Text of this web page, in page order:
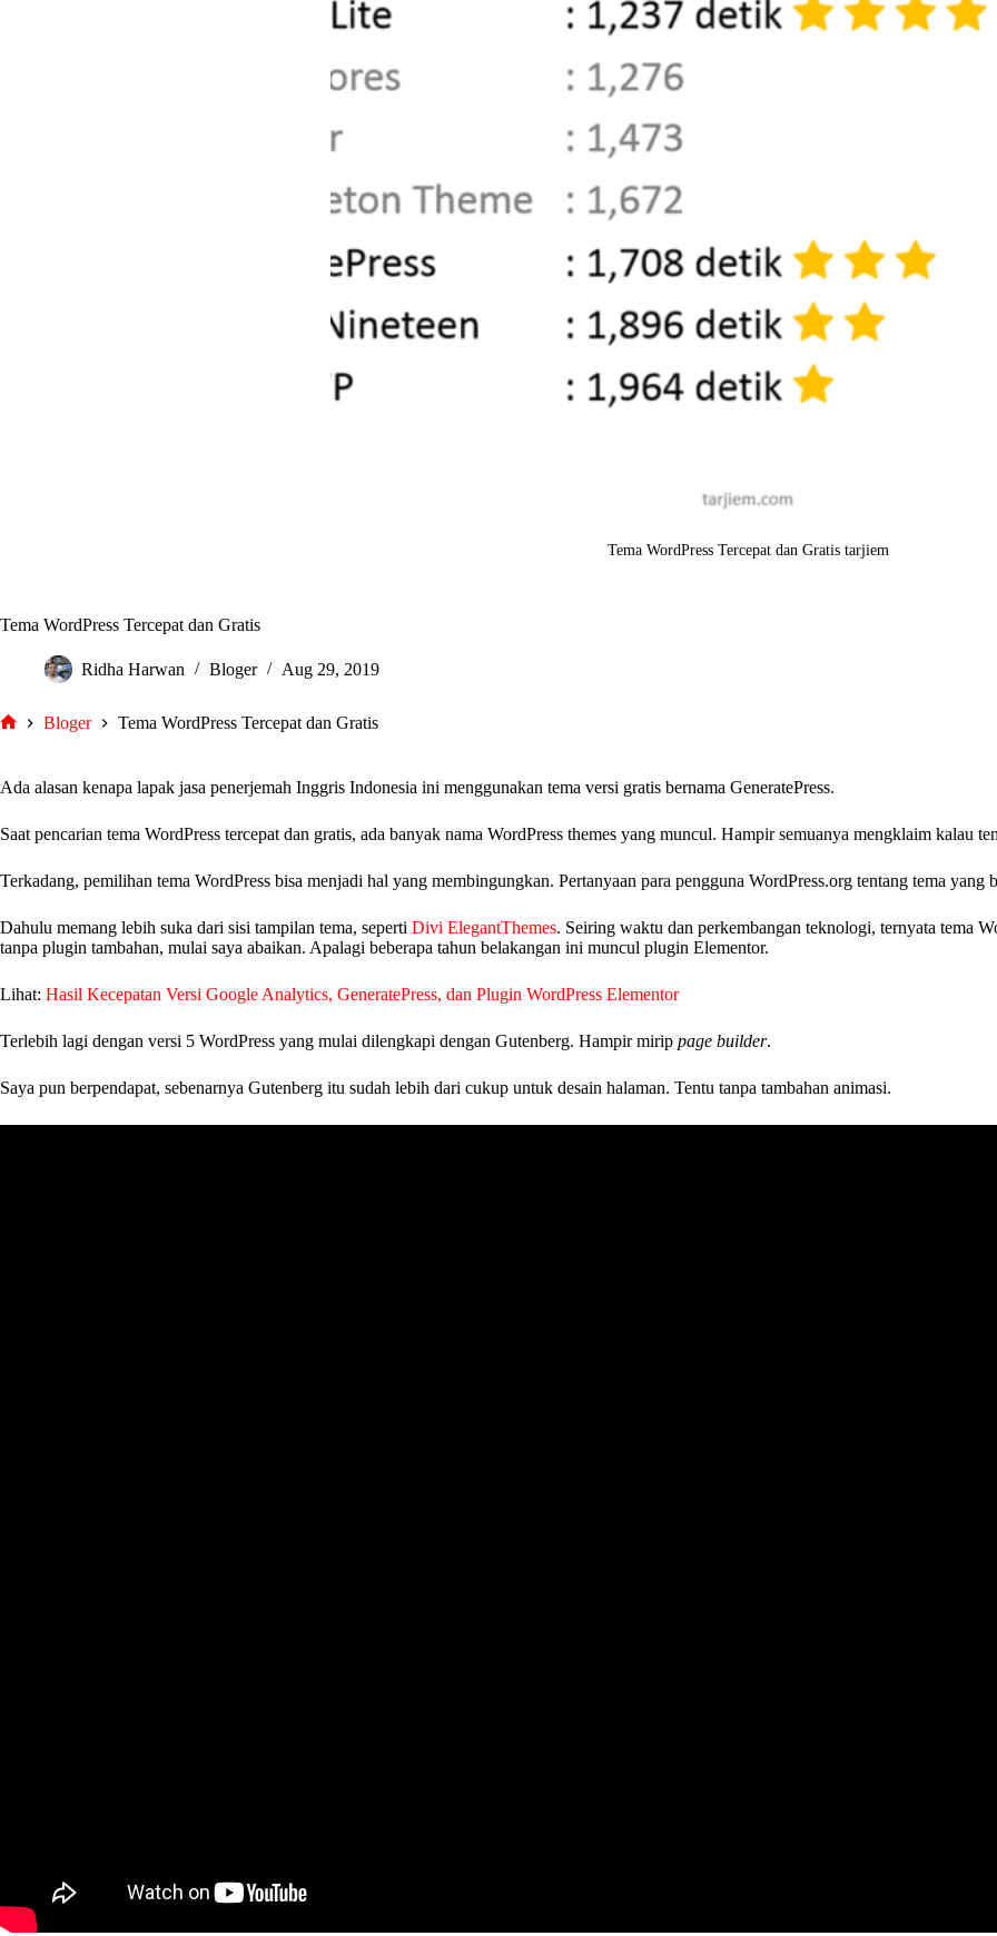
Tema WordPress Tercepat dan Gratis tarjiem
Tema WordPress Tercepat dan Gratis
Ridha Harwan Bloger Aug 29, 2019
Bloger Tema WordPress Tercepat dan Gratis
Ada alasan kenapa lapak jasa penerjemah Inggris Indonesia ini menggunakan tema versi gratis bernama GeneratePress.
Saat pencarian tema WordPress tercepat dan gratis, ada banyak nama WordPress themes yang muncul. Hampir semuanya mengklaim kalau
Terkadang, pemilihan tema WordPress bisa menjadi hal yang membingungkan. Pertanyaan para pengguna WordPress.org tentang tema yang
Dahulu memang lebih suka dari sisi tampilan tema, seperti Divi ElegantThemes. Seiring waktu dan perkembangan teknologi, ternyata tema
tanpa plugin tambahan, mulai saya abaikan. Apalagi beberapa tahun belakangan ini muncul plugin Elementor.
Lihat: Hasil Kecepatan Versi Google Analytics, GeneratePress, dan Plugin WordPress Elementor
Terlebih lagi dengan versi 5 WordPress yang mulai dilengkapi dengan Gutenberg. Hampir mirip page builder.
Saya pun berpendapat, sebenarnya Gutenberg itu sudah lebih dari cukup untuk desain halaman. Tentu tanpa tambahan animasi.